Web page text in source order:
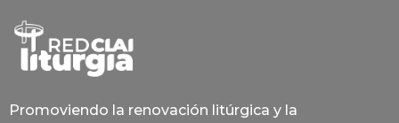
Promoviendo la renovación litúrgica y la